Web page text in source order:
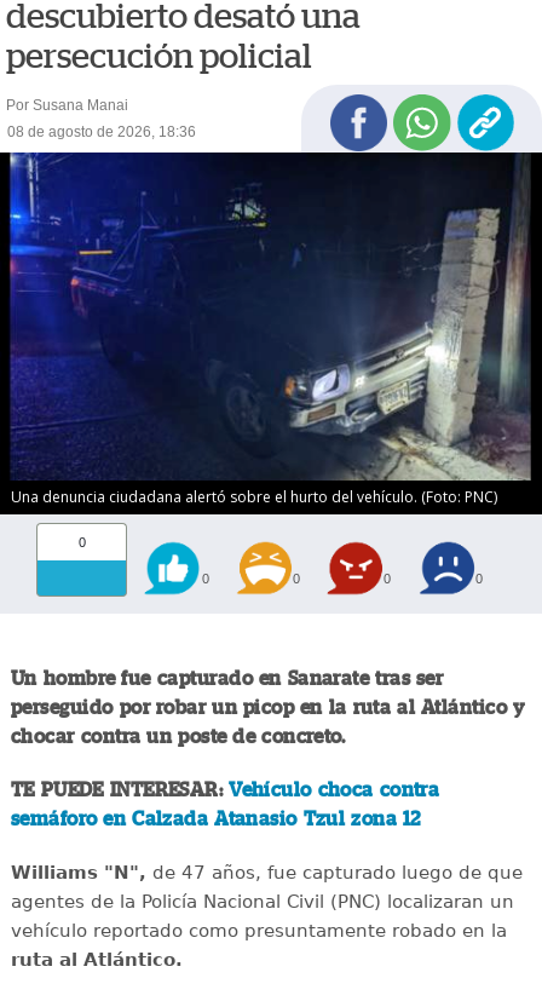
descubierto desató una
persecución policial
Por Susana Manai
08 de agosto de 2026, 18:36
Una denuncia ciudadana alertó sobre el hurto del vehículo. (Foto: PNC)
0
0 0 0 0
Un hombre fue capturado en Sanarate tras ser
perseguido por robar un picop en la ruta al Atlántico y
chocar contra un poste de concreto.
TE PUEDE INTERESAR:Vehículo choca contra
semáforo en Calzada Atanasio Tzul zona 12
Williams "N", de 47 años, fue capturado luego de que
agentes de la Policía Nacional Civil (PNC) localizaran un
vehículo reportado como presuntamente robado en la
ruta al Atlántico.